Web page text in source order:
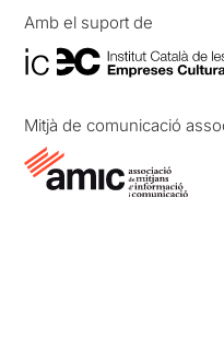
Amb el suport de
Mitjà de comunicació